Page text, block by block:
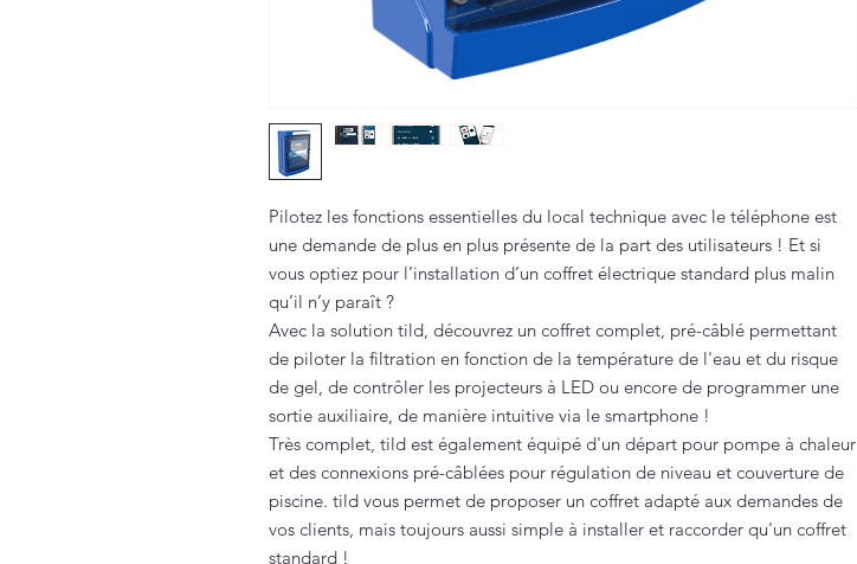
Pilotez les fonctions essentielles du local technique avec le téléphone est
une demande de plus en plus présente de la part des utilisateurs ! Et si
vous optiez pour l’installation d’un coffret électrique standard plus malin
qu’il n’y paraît ?
Avec la solution tild, découvrez un coffret complet, pré-câblé permettant
de piloter la filtration en fonction de la température de l'eau et du risque
de gel, de contrôler les projecteurs à LED ou encore de programmer une
sortie auxiliaire, de manière intuitive via le smartphone !
Très complet, tild est également équipé d'un départ pour pompe à chaleur
et des connexions pré-câblées pour régulation de niveau et couverture de
piscine. tild vous permet de proposer un coffret adapté aux demandes de
vos clients, mais toujours aussi simple à installer et raccorder qu'un coffret
standard !